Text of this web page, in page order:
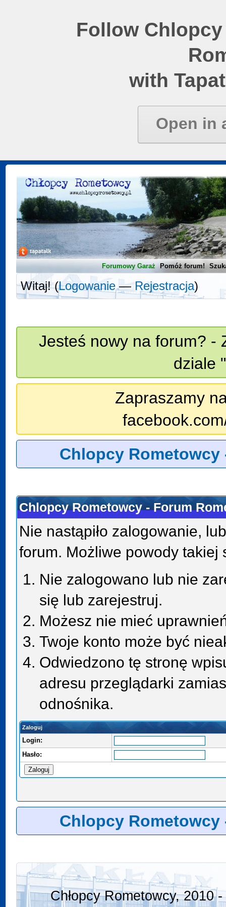
Follow
with
Open in
Forumowy Garaż Pomóż forum!
Witaj! (Logowanie—Rejestracja)
Jesteś nowy na forum? -
dziale
Zapraszamy
Chlopcy Rometowcy
Chlopcy Rometowcy - Forum
Nie nastąpiło zalogowanie,
forum. Możliwe powody takiej
Nie zalogowano lub nie
się lub zarejestruj.
Możesz nie mieć
Twoje konto może być
Odwiedzono tę stronę
adresu przeglądarki
odnośnika.
Zaloguj
Login:
Hasło:
Chlopcy Rometowcy
Chłopcy Rometowcy, 2010